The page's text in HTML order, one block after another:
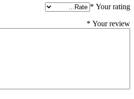
Your rating
*
Your review
*